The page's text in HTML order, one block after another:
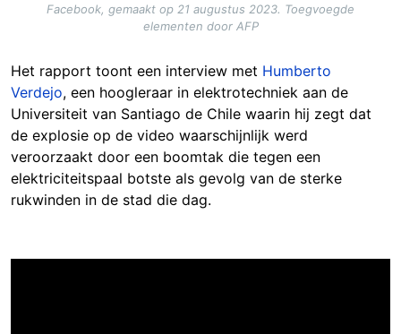
Facebook, gemaakt op 21 augustus 2023. Toegvoegde
elementen door AFP
Het rapport toont een interview met Humberto
Verdejo, een hoogleraar in elektrotechniek aan de
Universiteit van Santiago de Chile waarin hij zegt dat
de explosie op de video waarschijnlijk werd
veroorzaakt door een boomtak die tegen een
elektriciteitspaal botste als gevolg van de sterke
rukwinden in de stad die dag.